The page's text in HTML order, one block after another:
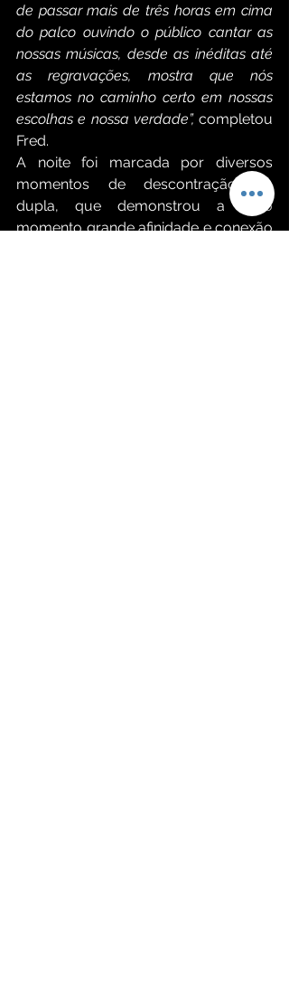
de passar mais de três horas em cima
do palco ouvindo o público cantar as
nossas músicas, desde as inéditas até
as regravações, mostra que nós
estamos no caminho certo em nossas
escolhas e nossa verdade”, completou
Fred.
A noite foi marcada por diversos
momentos de descontração da
dupla, que demonstrou a todo
momento grande afinidade e conexão